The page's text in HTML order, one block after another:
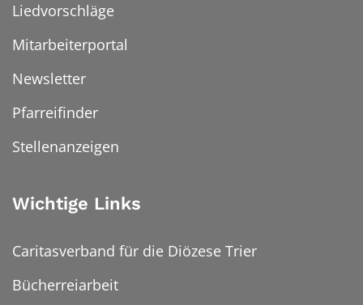
Liedvorschläge
Mitarbeiterportal
Newsletter
Pfarreifinder
Stellenanzeigen
Wichtige Links
Caritasverband für die Diözese Trier
Bücherreiarbeit